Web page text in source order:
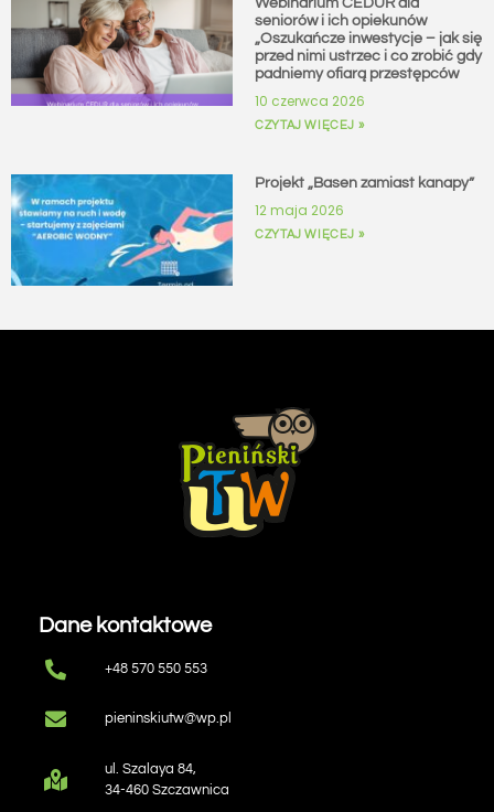
Webinarium CEDUR dla
seniorów i ich opiekunów
„Oszukańcze inwestycje – jak się
przed nimi ustrzec i co zrobić gdy
padniemy ofiarą przestępców
10 czerwca 2026
CZYTAJ WIĘCEJ »
Projekt „Basen zamiast kanapy”
12 maja 2026
CZYTAJ WIĘCEJ »
Dane kontaktowe
+48 570 550 553
pieninskiutw@wp.pl
ul. Szalaya 84,
34-460 Szczawnica